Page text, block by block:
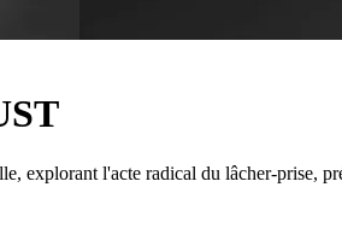
explorant l'acte radical du lâcher-prise,